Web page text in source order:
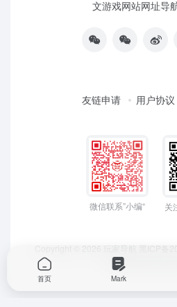
文游戏网站网址导
友链申请 用户协议
微信联系”小编“ 关
Copyright © 2026 玩家导航 黑ICP备
安备
首页 Mark